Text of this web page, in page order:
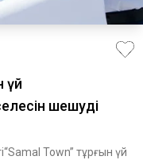
үй
шешуді
Town” тұрғын үй